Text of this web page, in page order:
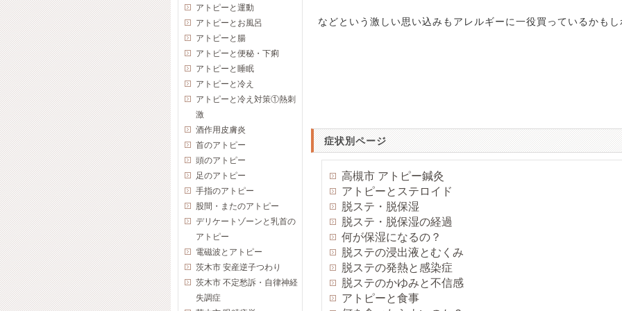
などという激しい思い込みもアレルギーに一役買っているかも
症状別ページ
高槻市 アトピー鍼灸
アトピーとステロイド
脱ステ・脱保湿
脱ステ・脱保湿の経過
何が保湿になるの？
脱ステの浸出液とむくみ
脱ステの発熱と感染症
脱ステのかゆみと不信感
アトピーと食事
アトピーと運動
アトピーとお風呂
アトピーと腸
アトピーと便秘・下痢
アトピーと睡眠
アトピーと冷え
アトピーと冷え対策①熱刺
激
酒作用皮膚炎
首のアトピー
頭のアトピー
足のアトピー
手指のアトピー
股間・またのアトピー
デリケートゾーンと乳首の
アトピー
電磁波とアトピー
茨木市 安産逆子つわり
茨木市 不定愁訴・自律神経
失調症